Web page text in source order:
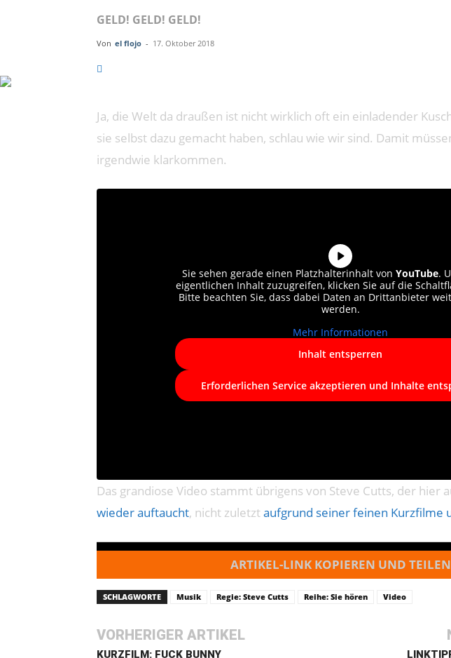
GELD! GELD! GELD!
Von el flojo - 17. Oktober 2018
Ja, die Welt da draußen ist nicht wirklich oft ein einladender
sie selbst dazu gemacht haben, schlau wie wir sind. Damit
irgendwie klarkommen.
Sie sehen gerade einen Platzhalterinhalt von YouTube.
eigentlichen Inhalt zuzugreifen, klicken Sie auf die
Bitte beachten Sie, dass dabei Daten an Drittanbieter
werden.
Mehr Informationen
Inhalt entsperren
Erforderlichen Service akzeptieren und Inhalte
Das grandiose Video stammt übrigens von Steve Cutts, der hier
wieder auftaucht, nicht zuletztaufgrund seiner feinen Kurzfilme
ARTIKEL-LINK KOPIEREN UND TEILEN
SCHLAGWORTE Musik Regie: Steve Cutts Reihe: Sie hören Video
VORHERIGER ARTIKEL
KURZFILM: FUCK BUNNY